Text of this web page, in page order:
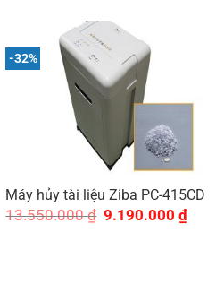
-32%
Máy hủy tài liệu Ziba PC-415CD
13.550.000₫ Giá
gốc
9.190.000₫Giá